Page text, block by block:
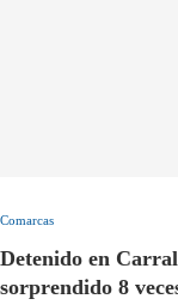
Comarcas
Detenido en
sorprendido 8